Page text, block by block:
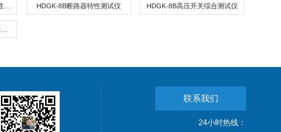
HDGK-8B断路器特性测试仪 HDGK-8B高压开关综合测试仪
联系我们
24小时热线：